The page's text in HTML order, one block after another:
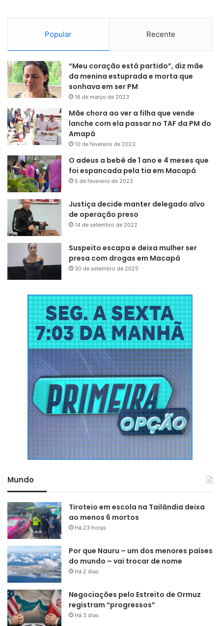
Popular Recente
“Meu coração está partido”, diz mãe
da menina estuprada e morta que
sonhava em ser PM
16 de março de 2023
Mãe chora ao ver a filha que vende
lanche com ela passar no TAF da PM do
Amapá
10 de fevereiro de 2023
O adeus a bebê de 1 ano e 4 meses que
foi espancada pela tia em Macapá
5 de fevereiro de 2023
Justiça decide manter delegado alvo
de operação preso
14 de setembro de 2022
Suspeito escapa e deixa mulher ser
presa com drogas em Macapá
30 de setembro de 2025
Mundo
Tiroteio em escola na Tailândia deixa
ao menos 6 mortos
Há 23 horas
Por que Nauru – um dos menores países
do mundo – vai trocar de nome
Há 2 dias
Negociações pelo Estreito de Ormuz
registram “progressos”
Há 3 dias